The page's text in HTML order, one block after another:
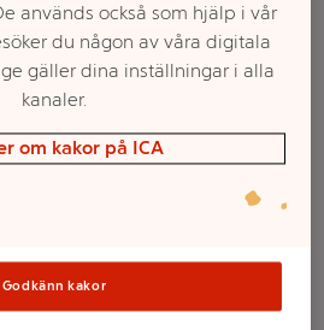
används också som hjälp i vår
du någon av våra digitala
gäller dina inställningar i alla
kanaler.
om kakor på ICA
Godkänn kakor